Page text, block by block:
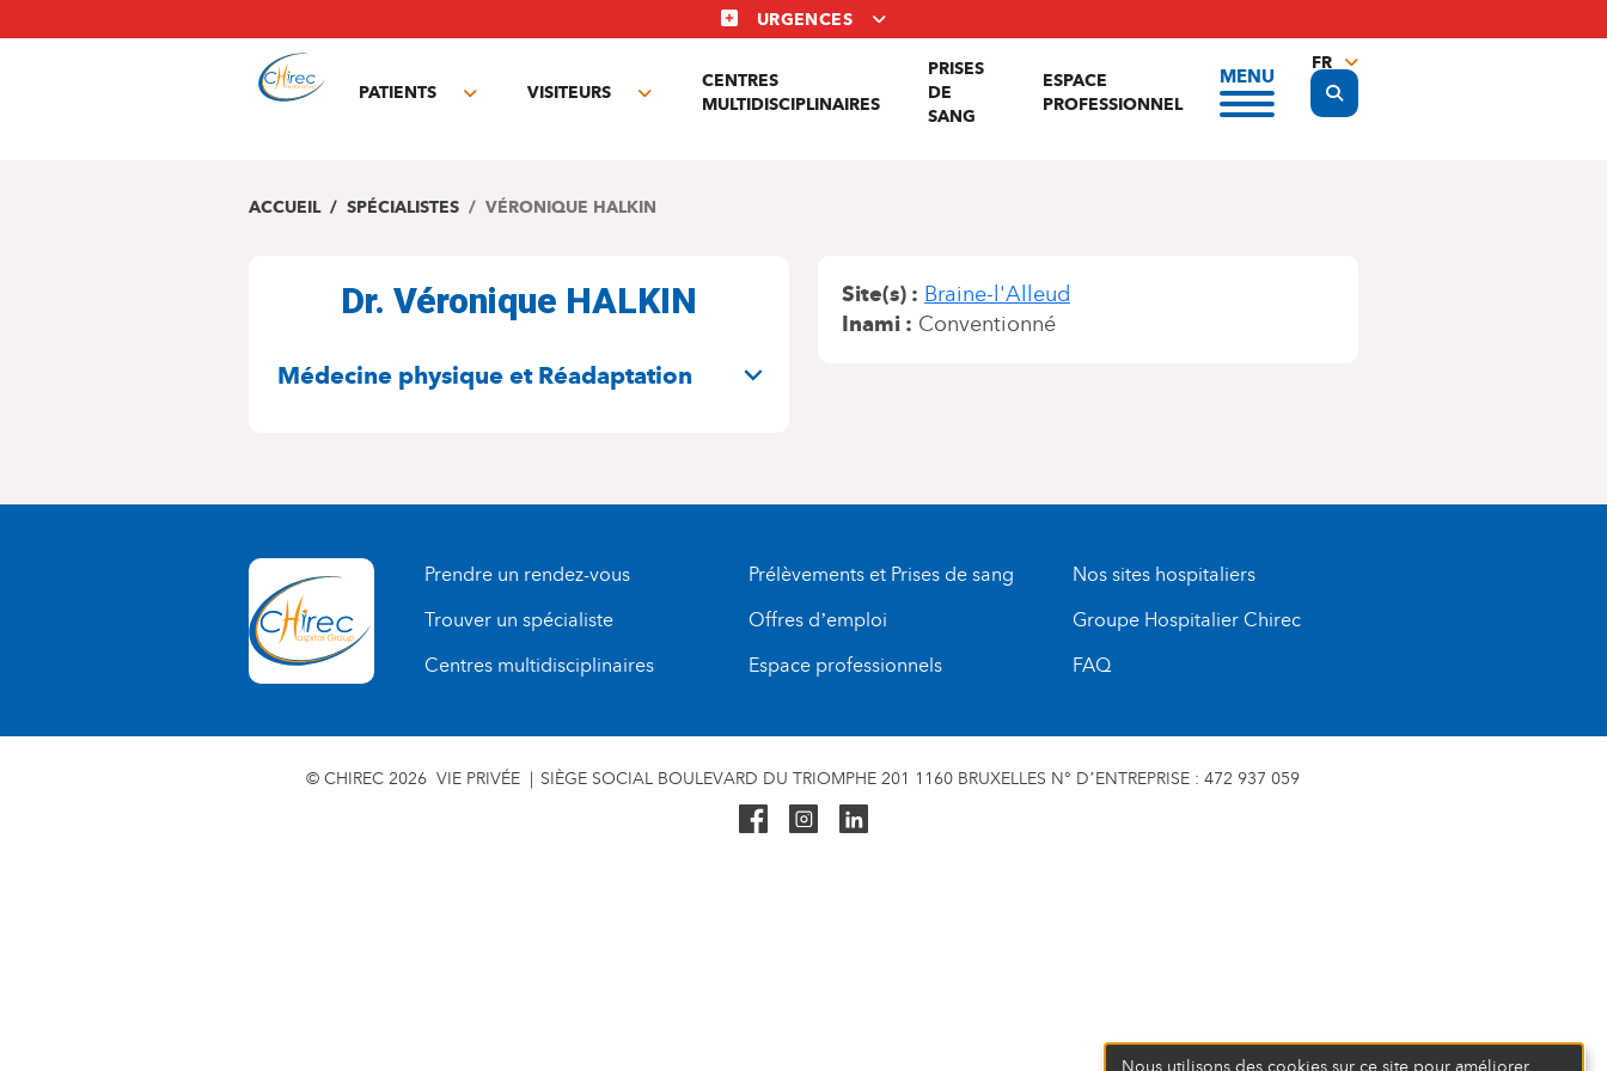
au
URGENCES
PATIENTS
Toggle
VISITEURS
Toggle
CENTRES
MULTIDISCIPLINAIRES
PRISES
DE
SANG
ESPACE
PROFESSIONNEL
MENU
Display the search form
FR
NL
EN
ACCUEIL SPÉCIALISTES VÉRONIQUE HALKIN
Dr. Véronique HALKIN
SPÉCIALITÉS
Médecine physique et Réadaptation
Site(s)
Braine-l'Alleud
Inami
Conventionné
Prendre un rendez-vous
Trouver un spécialiste
Centres multidisciplinaires
Prélèvements et Prises de sang
Offres d’emploi
Espace professionnels
Nos sites hospitaliers
Groupe Hospitalier Chirec
FAQ
© CHIREC 2026 VIE PRIVÉE SIÈGE SOCIAL BOULEVARD DU TRIOMPHE 201 1160 BRUXELLES N° D’ENTREPRISE : 472 937 059
Nous utilisons des cookies sur ce site pour améliorer